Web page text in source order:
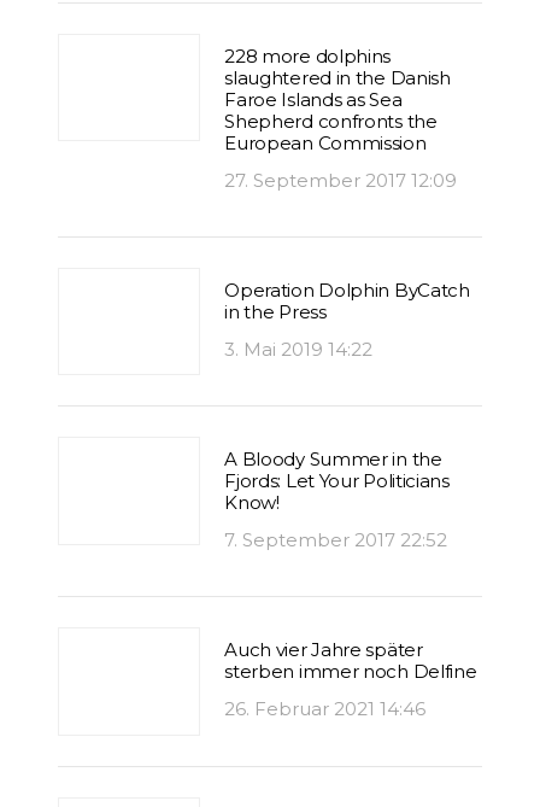
228 more dolphins
slaughtered in the Danish
Faroe Islands as Sea
Shepherd confronts the
European Commission
27. September 2017 12:09
Operation Dolphin ByCatch
in the Press
3. Mai 2019 14:22
A Bloody Summer in the
Fjords: Let Your Politicians
Know!
7. September 2017 22:52
Auch vier Jahre später
sterben immer noch Delfine
26. Februar 2021 14:46